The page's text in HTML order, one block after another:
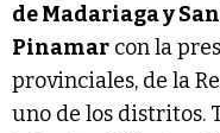
de Madariaga y
Pinamar con la
provinciales, de la
uno de los distritos.